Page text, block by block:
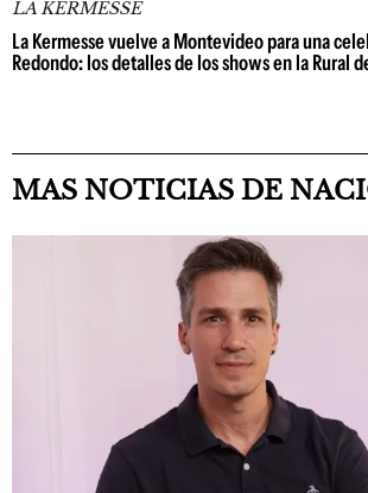
LA KERMESSE
La Kermesse vuelve a Montevideo para una
Redondo: los detalles de los shows en la Rural
MAS NOTICIAS DE